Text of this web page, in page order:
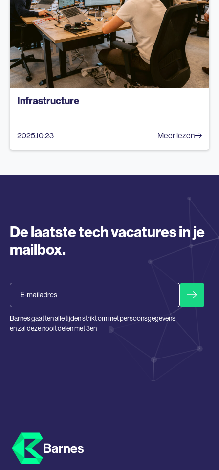
Infrastructure
2025.10.23 Meer lezen
De laatste tech vacatures in je
mailbox.
Barnes gaat ten alle tijden strikt om met persoonsgegevens
en zal deze nooit delen met 3en